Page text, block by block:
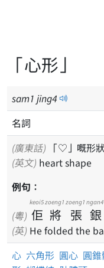
「心形」
sam1 jing4
名詞
(廣東話) 「♡」嘅形
(英文) heart shape
例句：
(粵) 佢
keoi5
將
zoeng1
張
zoeng1
銀
ngan4
(英) He folded the
心 六角形 圓心 圓